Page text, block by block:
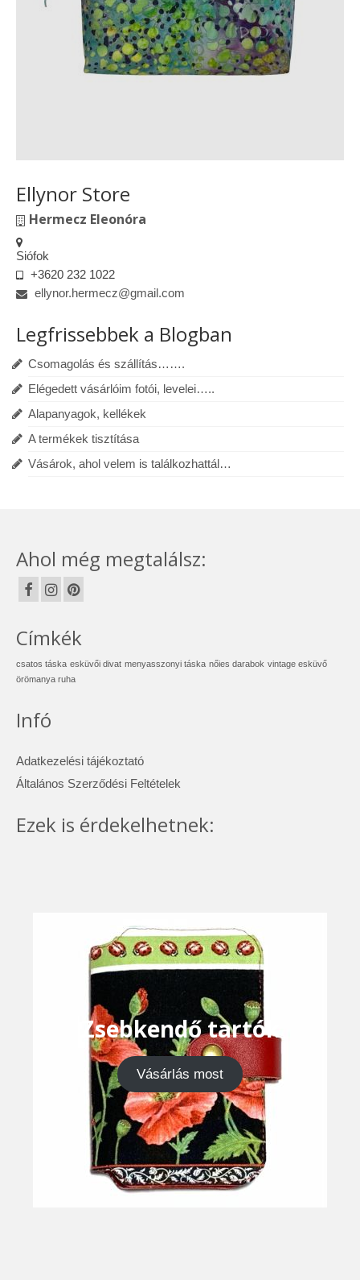
Ellynor Store
Hermecz Eleonóra
Siófok
+3620 232 1022
ellynor.hermecz@gmail.com
Legfrissebbek a Blogban
Csomagolás és szállítás…….
Elégedett vásárlóim fotói, levelei…..
Alapanyagok, kellékek
A termékek tisztítása
Vásárok, ahol velem is találkozhattál…
Ahol még megtalálsz:
Címkék
csatos táska esküvői divat menyasszonyi táska nőies darabok vintage esküvő
örömanya ruha
Infó
Adatkezelési tájékoztató
Általános Szerződési Feltételek
Ezek is érdekelhetnek:
Zsebkendő tartók
Vásárlás most